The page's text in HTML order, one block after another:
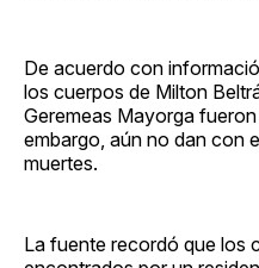
De acuerdo con
los cuerpos de Milton
Geremeas Mayorga
embargo, aún no dan con
muertes.
La fuente recordó que los